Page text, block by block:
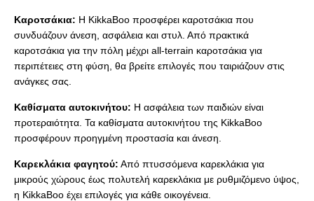
Καροτσάκια: Η KikkaBoo προσφέρει καροτσάκια που
συνδυάζουν άνεση, ασφάλεια και στυλ. Από πρακτικά
καροτσάκια για την πόλη μέχρι all-terrain καροτσάκια για
περιπέτειες στη φύση, θα βρείτε επιλογές που ταιριάζουν στις
ανάγκες σας.
Καθίσματα αυτοκινήτου: Η ασφάλεια των παιδιών είναι
προτεραιότητα. Τα καθίσματα αυτοκινήτου της KikkaBoo
προσφέρουν προηγμένη προστασία και άνεση.
Καρεκλάκια φαγητού: Από πτυσσόμενα καρεκλάκια για
μικρούς χώρους έως πολυτελή καρεκλάκια με ρυθμιζόμενο ύψος,
η KikkaBoo έχει επιλογές για κάθε οικογένεια.